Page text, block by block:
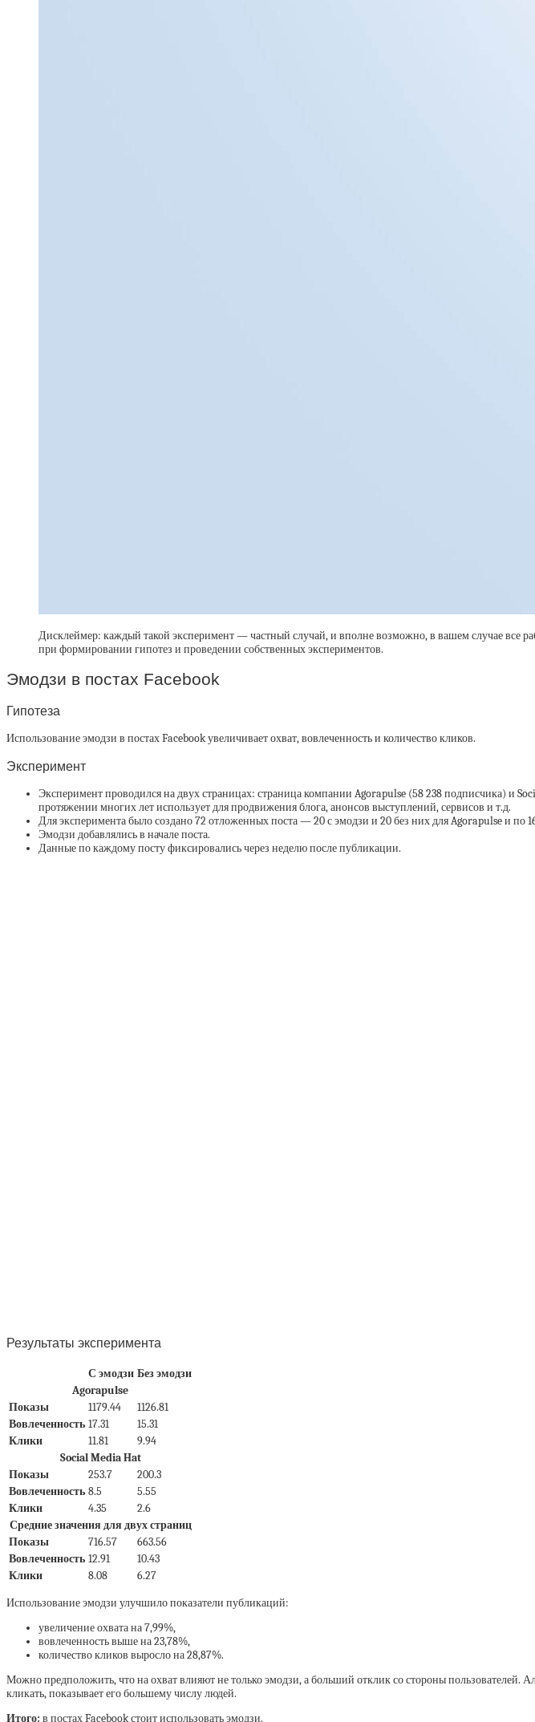
Дисклеймер: каждый такой эксперимент — частный случай, и вполне возможно, в вашем случае все
при формировании гипотез и проведении собственных экспериментов.
Эмодзи в постах Facebook
Гипотеза
Использование эмодзи в постах Facebook увеличивает охват, вовлеченность и количество кликов.
Эксперимент
Эксперимент проводился на двух страницах: страница компании Agorapulse (58 238 подписчика) и
протяжении многих лет использует для продвижения блога, анонсов выступлений, сервисов и т.д.
Для эксперимента было создано 72 отложенных поста — 20 с эмодзи и 20 без них для Agorapulse и по
Эмодзи добавлялись в начале поста.
Данные по каждому посту фиксировались через неделю после публикации.
Результаты эксперимента
С эмодзи Без эмодзи
Agorapulse
Показы
1179.44
1126.81
Вовлеченность 17.31
15.31
Клики
11.81
9.94
Social Media Hat
Показы
253.7
200.3
Вовлеченность 8.5
5.55
Клики
4.35
2.6
Средние значения для двух страниц
Показы
716.57
663.56
Вовлеченность 12.91
10.43
Клики
8.08
6.27
Использование эмодзи улучшило показатели публикаций:
увеличение охвата на 7,99%,
вовлеченность выше на 23,78%,
количество кликов выросло на 28,87%.
Можно предположить, что на охват влияют не только эмодзи, а больший отклик со стороны пользователей.
кликать, показывает его большему числу людей.
Итого: в постах Facebook стоит использовать эмодзи.